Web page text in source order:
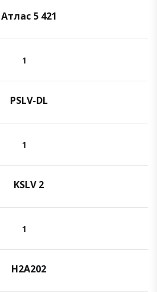
Атлас 5 421
1
PSLV-DL
1
KSLV 2
1
H2A202